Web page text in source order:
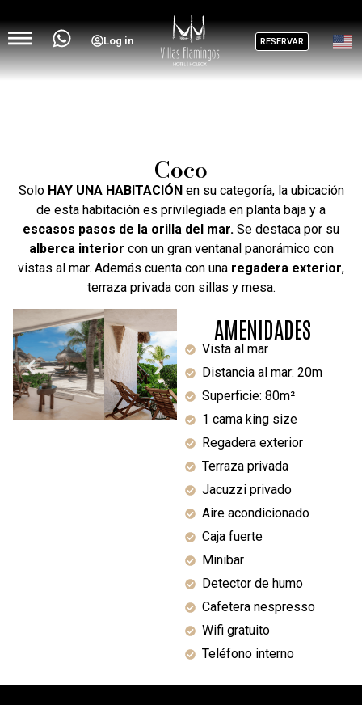
Log in RESERVAR
Coco
Solo HAY UNA HABITACIÓNen su categoría, la ubicación
de esta habitación es privilegiada en planta baja y a
escasos pasos de la orilla del mar. Se destaca por su
alberca interior con un gran ventanal panorámico con
vistas al mar. Además cuenta con una regadera exterior,
terraza privada con sillas y mesa.
AMENIDADES
Vista al mar
Distancia al mar: 20m
Superficie: 80m²
1 cama king size
Regadera exterior
Terraza privada
Jacuzzi privado
Aire acondicionado
Caja fuerte
Minibar
Detector de humo
Cafetera nespresso
Wifi gratuito
Teléfono interno